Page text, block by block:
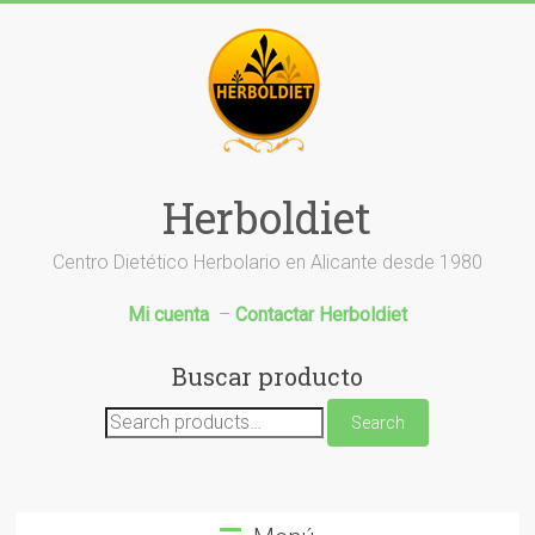
Herboldiet
Centro Dietético Herbolario en Alicante desde 1980
Mi cuenta – Contactar Herboldiet
Buscar producto
Search
for:
Search